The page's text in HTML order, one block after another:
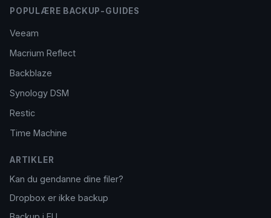
POPULÆRE BACKUP-GUIDES
Veeam
Macrium Reflect
Backblaze
Synology DSM
Restic
Time Machine
ARTIKLER
Kan du gendanne dine filer?
Dropbox er ikke backup